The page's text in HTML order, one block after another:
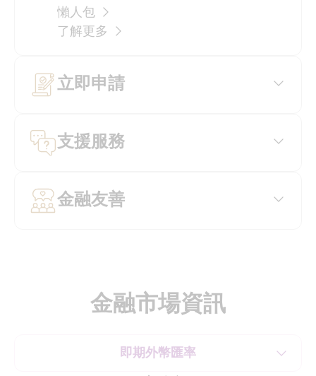
懶人包
了解更多
立即申請
支援服務
金融友善
金融市場資訊
即期外幣匯率